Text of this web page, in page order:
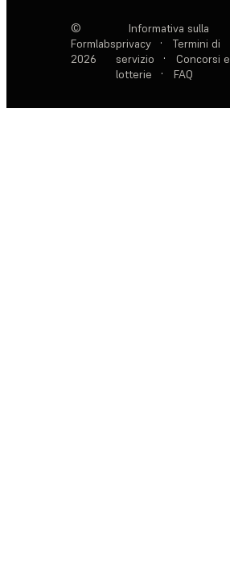
©
Formlabs
2026
Informativa sulla
privacy
·
Termini di
servizio
·
Concorsi e
lotterie
· FAQ